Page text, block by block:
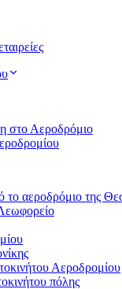
στο Αεροδρόμιο
αεροδρόμιο της
Αεροδρομίου
πόλης